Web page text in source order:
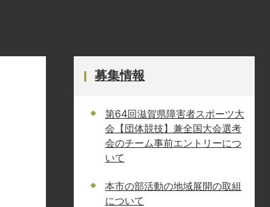
募集情報
第64回滋賀県障害者スポーツ大
会【団体競技】兼全国大会選考
会のチーム事前エントリーにつ
いて
本市の部活動の地域展開の取組
について